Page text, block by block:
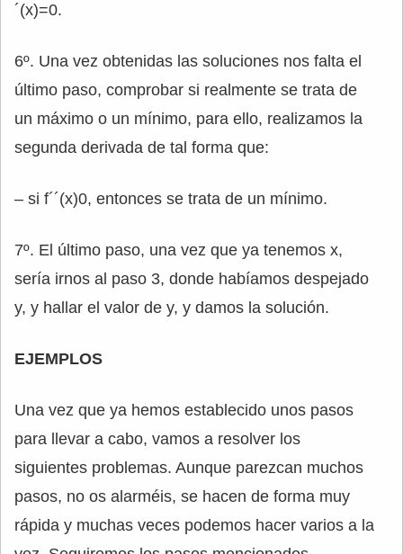
´(x)=0.
6º. Una vez obtenidas las soluciones nos falta el
último paso, comprobar si realmente se trata de
un máximo o un mínimo, para ello, realizamos la
segunda derivada de tal forma que:
– si f´´(x)0, entonces se trata de un mínimo.
7º. El último paso, una vez que ya tenemos x,
sería irnos al paso 3, donde habíamos despejado
y, y hallar el valor de y, y damos la solución.
EJEMPLOS
Una vez que ya hemos establecido unos pasos
para llevar a cabo, vamos a resolver los
siguientes problemas. Aunque parezcan muchos
pasos, no os alarméis, se hacen de forma muy
rápida y muchas veces podemos hacer varios a la